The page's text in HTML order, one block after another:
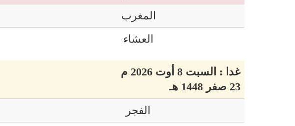
المغرب
العشاء
غدا : السبت 8 أوت 2026 م
23 صفر 1448 هـ
الفجر